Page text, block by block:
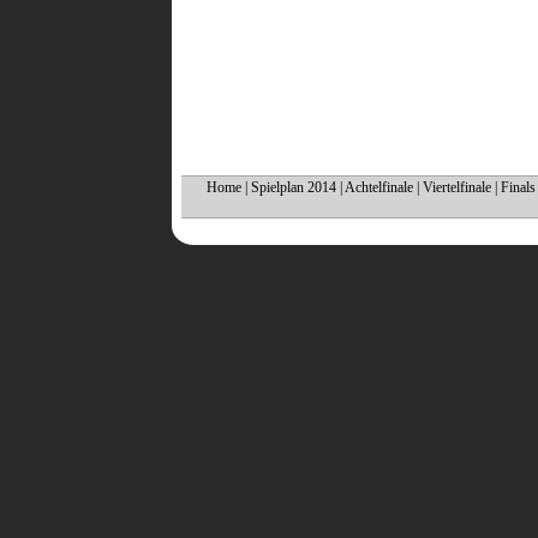
Home| Spielplan 2014| Achtelfinale| Viertelfinale| Finals